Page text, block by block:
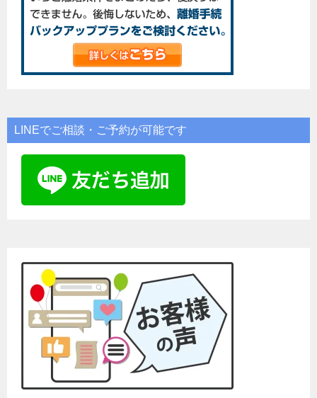
LINEでご相談・ご予約が可能です